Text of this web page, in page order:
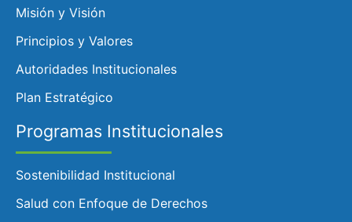
Misión y Visión
Principios y Valores
Autoridades Institucionales
Plan Estratégico
Programas Institucionales
Sostenibilidad Institucional
Salud con Enfoque de Derechos